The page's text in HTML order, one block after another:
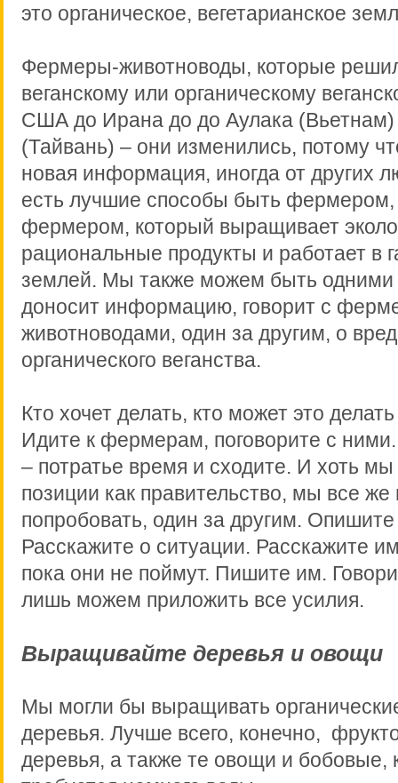
это органическое, вегетарианское
Фермеры-животноводы, которые
веганскому или органическому
США до Ирана до до Аулака
(Тайвань) – они изменились, потому
новая информация, иногда от других
есть лучшие способы быть
фермером, который выращивает
рациональные продукты и работает в
землей. Мы также можем быть одними
доносит информацию, говорит с
животноводами, один за другим, о
органического веганства.
Кто хочет делать, кто может это
Идите к фермерам, поговорите с
– потратье время и сходите. И хоть
позиции как правительство, мы все
попробовать, один за другим.
Расскажите о ситуации. Расскажите
пока они не поймут. Пишите им.
лишь можем приложить все усилия.
Выращивайте деревья и овощи
Мы могли бы выращивать
деревья. Лучше всего, конечно,
деревья, а также те овощи и бобовые,